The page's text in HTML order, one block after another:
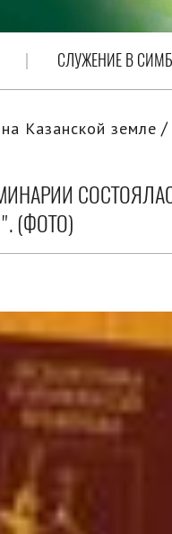
СЛУЖЕНИЕ В
Казанской земле
(ФОТО)